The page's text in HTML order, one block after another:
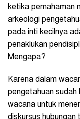
ketika pemahaman
arkeologi
pada inti kecilnya
penaklukan
Mengapa?
Karena dalam
pengetahuan sudah
wacana untuk